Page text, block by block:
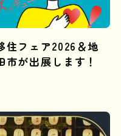
住フェア2026＆地
が出展します！